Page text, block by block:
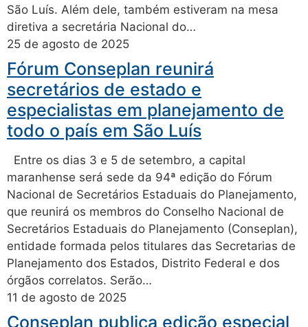
São Luís. Além dele, também estiveram na mesa
diretiva a secretária Nacional do…
25 de agosto de 2025
Fórum Conseplan reunirá
secretários de estado e
especialistas em planejamento de
todo o país em São Luís
Entre os dias 3 e 5 de setembro, a capital
maranhense será sede da 94ª edição do Fórum
Nacional de Secretários Estaduais do Planejamento,
que reunirá os membros do Conselho Nacional de
Secretários Estaduais do Planejamento (Conseplan),
entidade formada pelos titulares das Secretarias de
Planejamento dos Estados, Distrito Federal e dos
órgãos correlatos. Serão…
11 de agosto de 2025
Conseplan publica edição especial